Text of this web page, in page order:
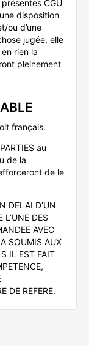
CGU
disposition
ou d’une
jugée, elle
rien la
pleinement
français.
au
de la
de le
DELAI D’UN
DES
AVEC
SOUMIS AUX
IL EST FAIT
DE REFERE.